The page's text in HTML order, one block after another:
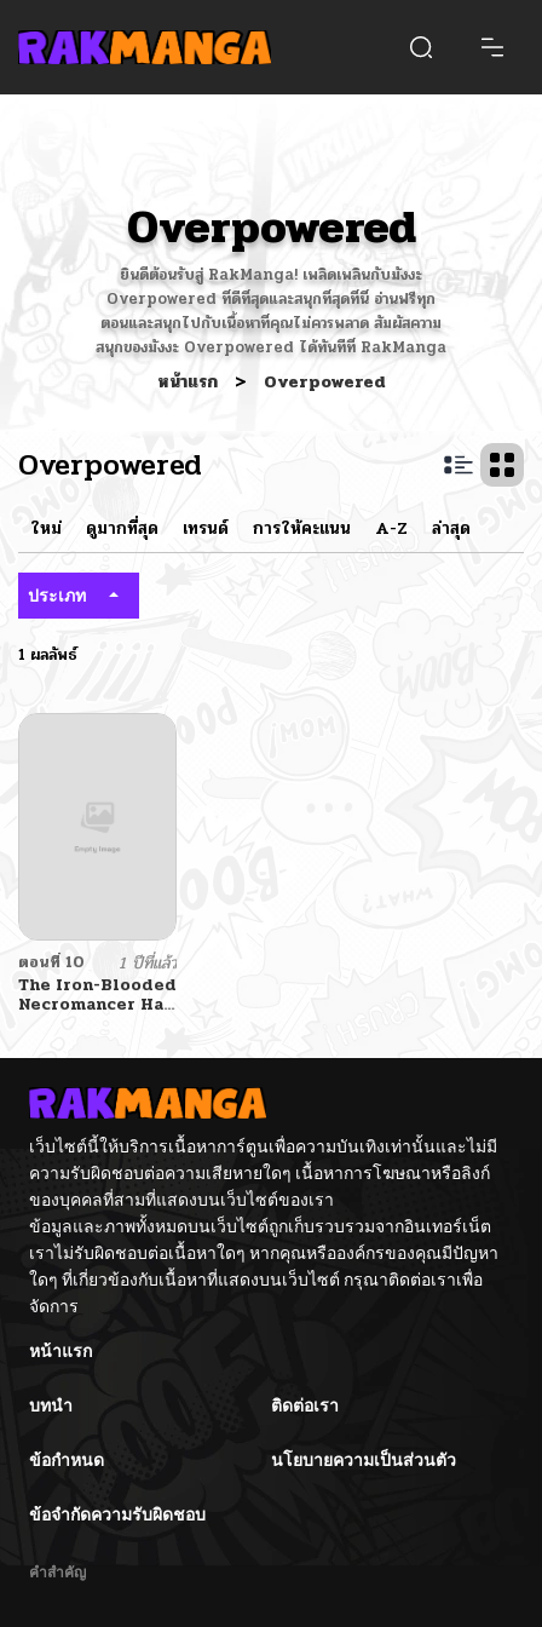
Overpowered
ยินดีต้อนรับสู่ RakManga! เพลิดเพลินกับมังงะ
Overpowered ที่ดีที่สุดและสนุกที่สุดที่นี่ อ่านฟรีทุก
ตอนและสนุกไปกับเนื้อหาที่คุณไม่ควรพลาด สัมผัสความ
สนุกของมังงะ Overpowered ได้ทันทีที่ RakManga
หน้าแรก > Overpowered
Overpowered
ใหม่ ดูมากที่สุด เทรนด์ การให้คะแนน A-Z ล่าสุด
ประเภท
1 ผลลัพธ์
ตอนที่ 10
1 ปีที่แล้ว
The Iron-Blooded
Necromancer Has
เว็บไซต์นี้ให้บริการเนื้อหาการ์ตูนเพื่อความบันเทิงเท่านั้นและไม่มี
ความรับผิดชอบต่อความเสียหายใดๆ เนื้อหาการโฆษณาหรือลิงก์
ของบุคคลที่สามที่แสดงบนเว็บไซต์ของเรา
ข้อมูลและภาพทั้งหมดบนเว็บไซต์ถูกเก็บรวบรวมจากอินเทอร์เน็ต
เราไม่รับผิดชอบต่อเนื้อหาใดๆ หากคุณหรือองค์กรของคุณมีปัญหา
ใดๆ ที่เกี่ยวข้องกับเนื้อหาที่แสดงบนเว็บไซต์ กรุณาติดต่อเราเพื่อ
จัดการ
หน้าแรก
บทนำ ติดต่อเรา
ข้อกำหนด นโยบายความเป็นส่วนตัว
ข้อจำกัดความรับผิดชอบ
คำสำคัญ